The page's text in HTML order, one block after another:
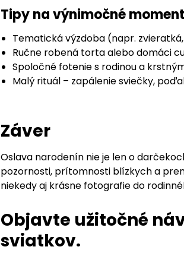
Tipy na výnimočné
Tematická výzdoba (napr.
Ručne robená torta alebo domáci
Spoločné fotenie s rodinou a
Malý rituál – zapálenie sviečky,
Záver
Oslava narodenín nie je len o
pozornosti, prítomnosti blízkych a
niekedy aj krásne fotografie do
Objavte užitočné
sviatkov.